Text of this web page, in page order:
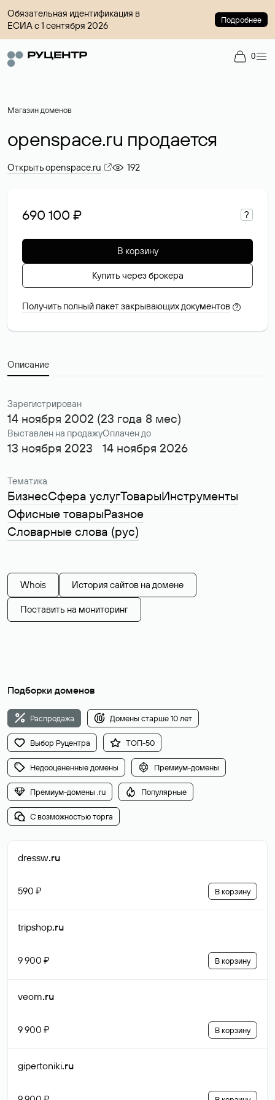
Обязательная идентификация в
ЕСИА с 1 сентября 2026
Подробнее
0
Магазин доменов
openspace.ru продается
Открыть openspace.ru 192
690 100 ₽ ?
В корзину
Купить через брокера
Получить полный пакет закрывающих документов ?
Описание
Зарегистрирован
14 ноября 2002 (23 года 8 мес)
Выставлен на продажу
13 ноября 2023
Оплачен до
14 ноября 2026
Тематика
БизнесСфера услугТоварыИнструменты
Офисные товарыРазное
Словарные слова (рус)
Whois История сайтов на домене
Поставить на мониторинг
Подборки доменов
Распродажа Домены старше 10 лет
Выбор Руцентра ТОП-50
Недооцененные домены Премиум-домены
Премиум-домены .ru Популярные
С возможностью торга
dressw.ru
590 ₽ В корзину
tripshop.ru
9 900 ₽ В корзину
veom.ru
9 900 ₽ В корзину
gipertoniki.ru